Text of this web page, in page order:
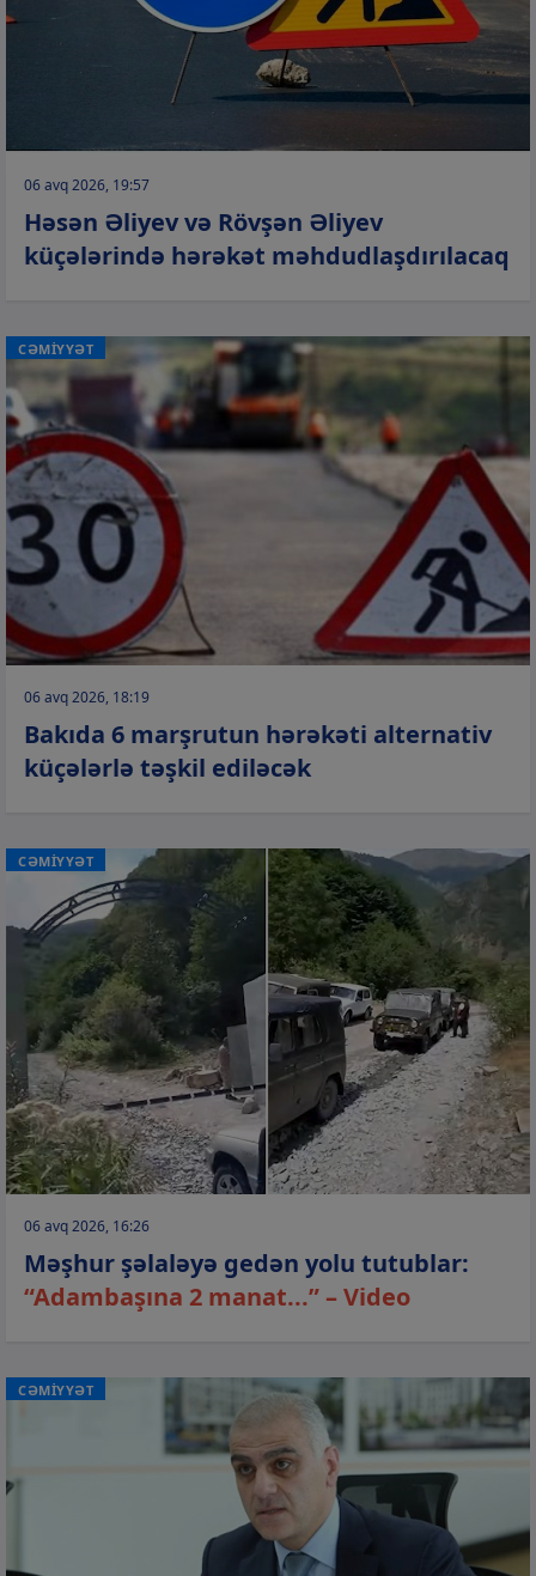
06 avq 2026, 19:57
Həsən Əliyev və Rövşən Əliyev
küçələrində hərəkət məhdudlaşdırılacaq
CƏMİYYƏT
06 avq 2026, 18:19
Bakıda 6 marşrutun hərəkəti alternativ
küçələrlə təşkil ediləcək
CƏMİYYƏT
06 avq 2026, 16:26
Məşhur şəlaləyə gedən yolu tutublar:
“Adambaşına 2 manat...” – Video
CƏMİYYƏT